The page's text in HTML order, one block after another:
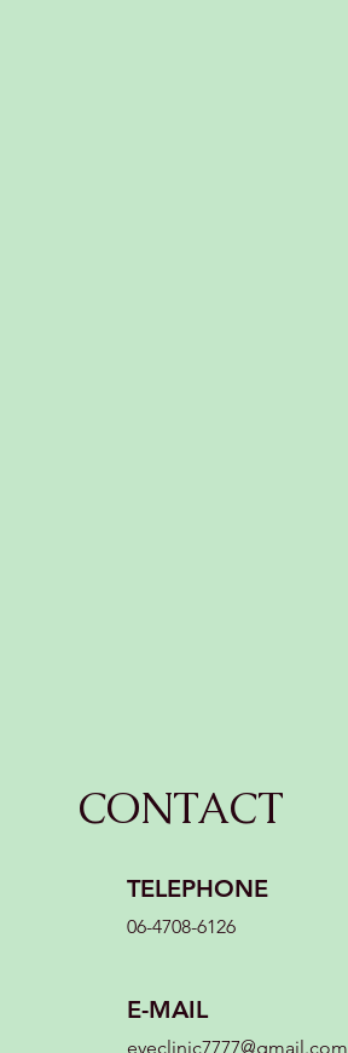
CONTACT
TELEPHONE
06-4708-6126
E-MAIL
eyeclinic7777@gmail.com